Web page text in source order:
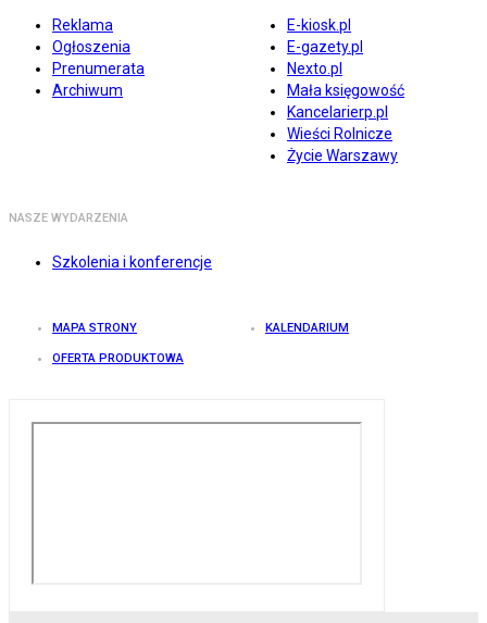
Reklama
Ogłoszenia
Prenumerata
Archiwum
E-kiosk.pl
E-gazety.pl
Nexto.pl
Mała księgowość
Kancelarierp.pl
Wieści Rolnicze
Życie Warszawy
NASZE WYDARZENIA
Szkolenia i konferencje
MAPA STRONY KALENDARIUM
OFERTA PRODUKTOWA